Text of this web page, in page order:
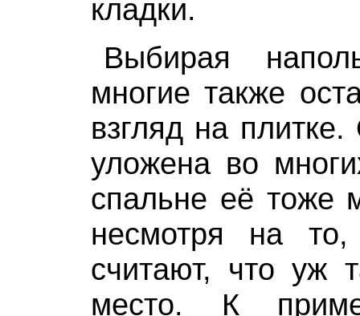
кладки.
Выбирая
многие также
взгляд на
уложена во
спальне её тоже
несмотря на
считают, что уж
место. К